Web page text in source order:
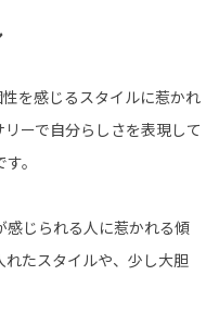
を感じるスタイルに惹かれ
ーで自分らしさを表現して
。
感じられる人に惹かれる傾
たスタイルや、少し大胆